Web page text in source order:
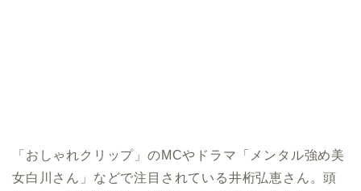
「おしゃれクリップ」のMCやドラマ「メンタル強め美
女白川さん」などで注目されている井桁弘恵さん。頭